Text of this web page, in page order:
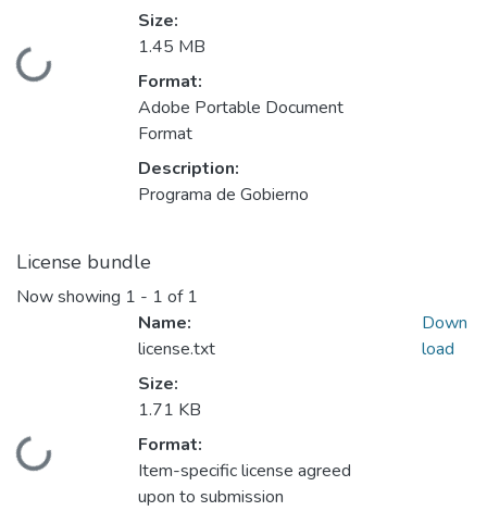
Loading...
Size:
1.45 MB
Format:
Adobe Portable Document
Format
Description:
Programa de Gobierno
License bundle
Now showing 1 - 1 of 1
Loading...
Name:
license.txt
Size:
1.71 KB
Format:
Item-specific license agreed
upon to submission
Down
load